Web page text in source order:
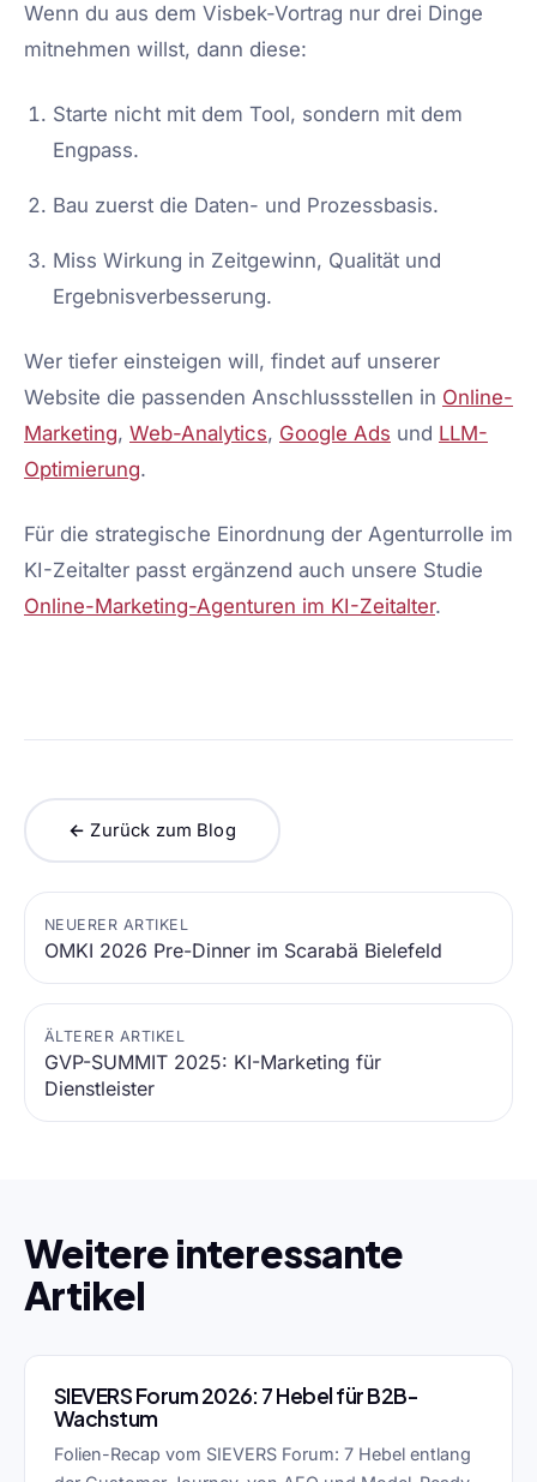
Wenn du aus dem Visbek-Vortrag nur drei Dinge
mitnehmen willst, dann diese:
Starte nicht mit dem Tool, sondern mit dem
Engpass.
Bau zuerst die Daten- und Prozessbasis.
Miss Wirkung in Zeitgewinn, Qualität und
Ergebnisverbesserung.
Wer tiefer einsteigen will, findet auf unserer
Website die passenden Anschlussstellen in Online-
Marketing, Web-Analytics, Google Ads und LLM-
Optimierung.
Für die strategische Einordnung der Agenturrolle im
KI-Zeitalter passt ergänzend auch unsere Studie
Online-Marketing-Agenturen im KI-Zeitalter.
← Zurück zum Blog
NEUERER ARTIKEL
OMKI 2026 Pre-Dinner im Scarabä Bielefeld
ÄLTERER ARTIKEL
GVP-SUMMIT 2025: KI-Marketing für
Dienstleister
Weitere interessante
Artikel
SIEVERS Forum 2026: 7 Hebel für B2B-
Wachstum
Folien-Recap vom SIEVERS Forum: 7 Hebel entlang